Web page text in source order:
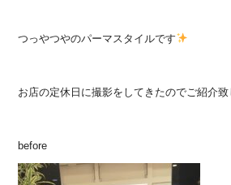
つっやつやのパーマスタイルです
お店の定休日に撮影をしてきたのでご紹介致
before